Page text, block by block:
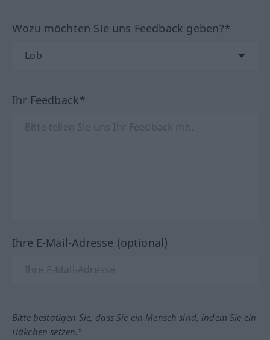
Wozu möchten Sie uns Feedback geben?*
Ihr Feedback*
Ihre E-Mail-Adresse (optional)
Bitte bestätigen Sie, dass Sie ein Mensch sind, indem Sie ein
Häkchen setzen.*